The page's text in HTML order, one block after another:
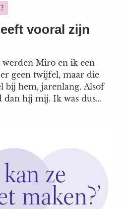
vooral zijn
werden Miro en ik een
geen twijfel, maar die
bij hem, jarenlang. Alsof
dan hij mij. Ik was dus